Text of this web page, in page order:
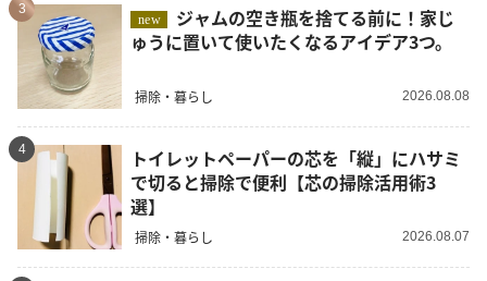
3
new
ゅうに置いて使いたくなるアイデア3つ。
掃除・暮らし 2026.08.08
4
トイレットペーパーの芯を「縦」にハサミ
で切ると掃除で便利【芯の掃除活用術3
選】
掃除・暮らし 2026.08.07